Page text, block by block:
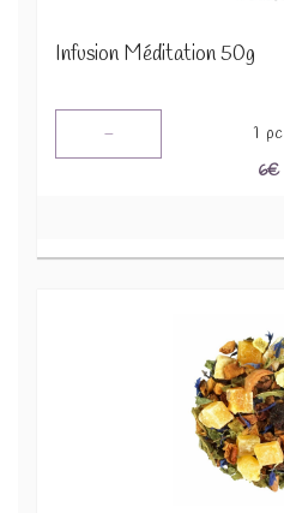
Infusion Méditation 50g
- 1 pc
6€